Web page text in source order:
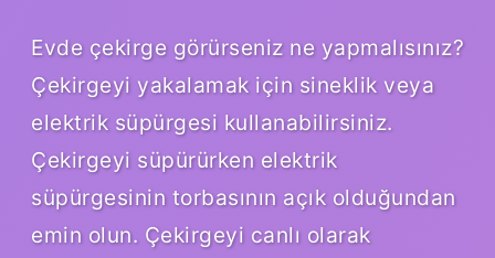
Evde çekirge görürseniz ne yapmalısınız?
Çekirgeyi yakalamak için sineklik veya
elektrik süpürgesi kullanabilirsiniz.
Çekirgeyi süpürürken elektrik
süpürgesinin torbasının açık olduğundan
emin olun. Çekirgeyi canlı olarak